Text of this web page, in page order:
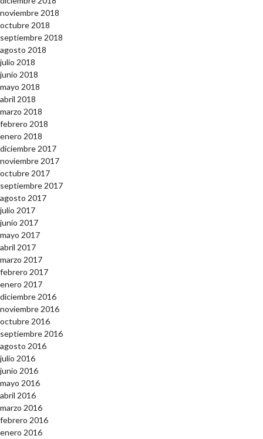
noviembre 2018
octubre 2018
septiembre 2018
agosto 2018
julio 2018
junio 2018
mayo 2018
abril 2018
marzo 2018
febrero 2018
enero 2018
diciembre 2017
noviembre 2017
octubre 2017
septiembre 2017
agosto 2017
julio 2017
junio 2017
mayo 2017
abril 2017
marzo 2017
febrero 2017
enero 2017
diciembre 2016
noviembre 2016
octubre 2016
septiembre 2016
agosto 2016
julio 2016
junio 2016
mayo 2016
abril 2016
marzo 2016
febrero 2016
enero 2016